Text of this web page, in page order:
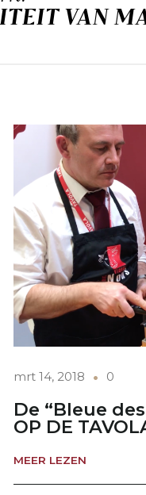
VAN
mrt 14, 2018 0
De “Bleue
OP DE
MEER LEZEN